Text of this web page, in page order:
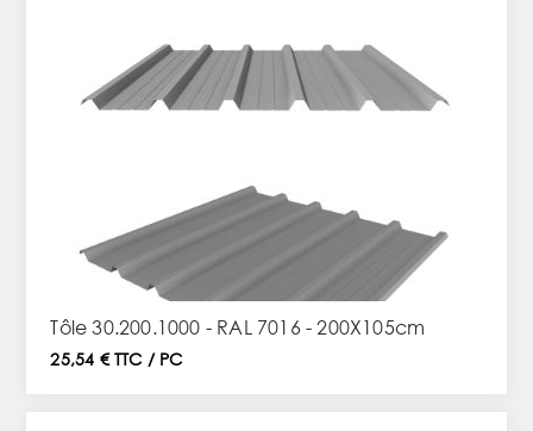
Tôle 30.200.1000 - RAL 7016 - 200X105cm
25,54 € TTC / PC